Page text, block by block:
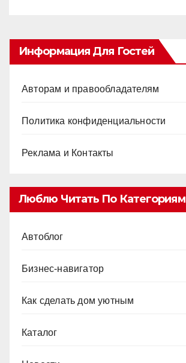
Информация Для Гостей
Авторам и правообладателям
Политика конфиденциальности
Реклама и Контакты
Люблю Читать По Категориям
Автоблог
Бизнес-навигатор
Как сделать дом уютным
Каталог